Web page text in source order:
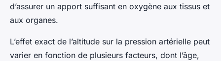
d’assurer un apport suffisant en oxygène aux tissus et
aux organes.
L’effet exact de l’altitude sur la pression artérielle peut
varier en fonction de plusieurs facteurs, dont l’âge,